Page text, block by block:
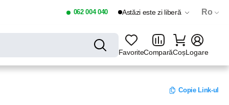
062 004 040 Astăzi este zi liberă Ro
FavoriteComparăCoșLogare
Copie Link-ul